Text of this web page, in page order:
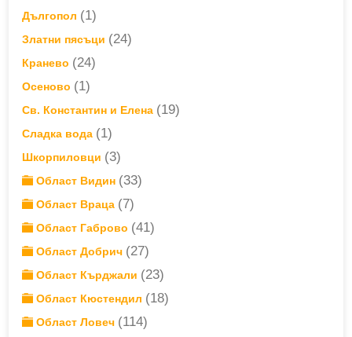
Дългопол (1)
Златни пясъци (24)
Кранево (24)
Осеново (1)
Св. Константин и Елена (19)
Сладка вода (1)
Шкорпиловци (3)
Област Видин (33)
Област Враца (7)
Област Габрово (41)
Област Добрич (27)
Област Кърджали (23)
Област Кюстендил (18)
Област Ловеч (114)